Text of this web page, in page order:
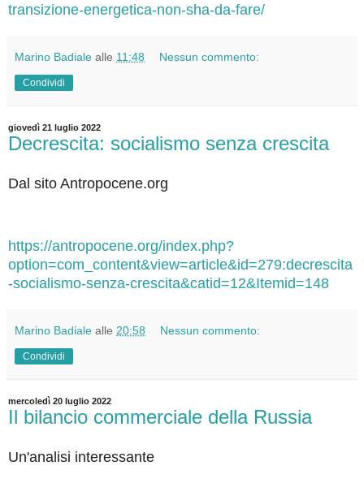
transizione-energetica-non-sha-da-fare/
Marino Badiale alle 11:48 Nessun commento:
Condividi
giovedì 21 luglio 2022
Decrescita: socialismo senza crescita
Dal sito Antropocene.org
https://antropocene.org/index.php?
option=com_content&view=article&id=279:decrescita
-socialismo-senza-crescita&catid=12&Itemid=148
Marino Badiale alle 20:58 Nessun commento:
Condividi
mercoledì 20 luglio 2022
Il bilancio commerciale della Russia
Un'analisi interessante